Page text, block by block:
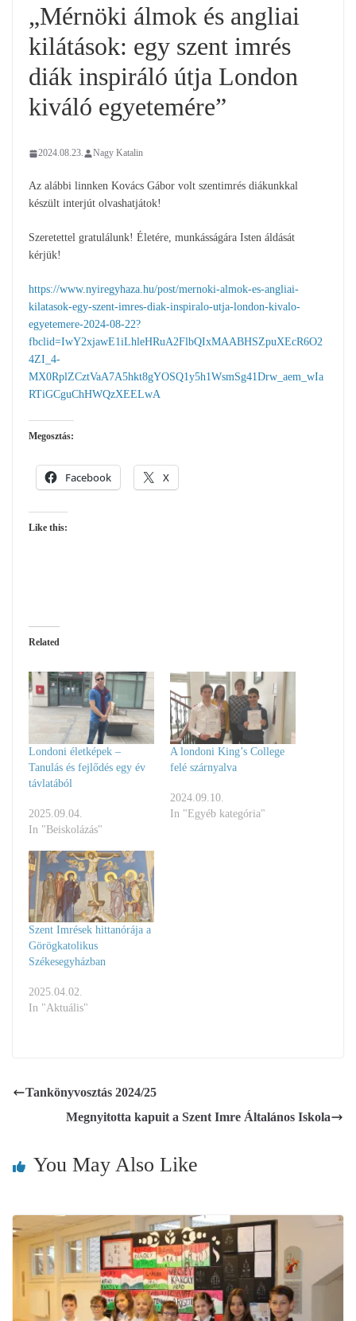
„Mérnöki álmok és angliai
kilátások: egy szent imrés
diák inspiráló útja London
kiváló egyetemére”
2024.08.23. Nagy Katalin
Az alábbi linnken Kovács Gábor volt szentimrés diákunkkal
készült interjút olvashatjátok!
Szeretettel gratulálunk! Életére, munkásságára Isten áldását
kérjük!
https://www.nyiregyhaza.hu/post/mernoki-almok-es-angliai-
kilatasok-egy-szent-imres-diak-inspiralo-utja-london-kivalo-
egyetemere-2024-08-22?
fbclid=IwY2xjawE1iLhleHRuA2FlbQIxMAABHSZpuXEcR6O2
4ZI_4-
MX0RplZCztVaA7A5hkt8gYOSQ1y5h1WsmSg41Drw_aem_wIa
RTiGCguChHWQzXEELwA
Megosztás:
Facebook X
Like this:
Related
Londoni életképek –
Tanulás és fejlődés egy év
távlatából
2025.09.04.
In "Beiskolázás"
A londoni King’s College
felé szárnyalva
2024.09.10.
In "Egyéb kategória"
Szent Imrések hittanórája a
Görögkatolikus
Székesegyházban
2025.04.02.
In "Aktuális"
Tankönyvosztás 2024/25
Megnyitotta kapuit a Szent Imre Általános Iskola
You May Also Like